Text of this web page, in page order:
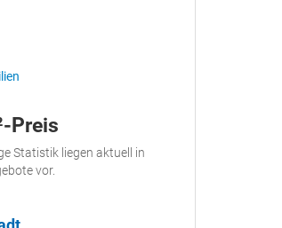
Preis
Statistik liegen aktuell in
vor.